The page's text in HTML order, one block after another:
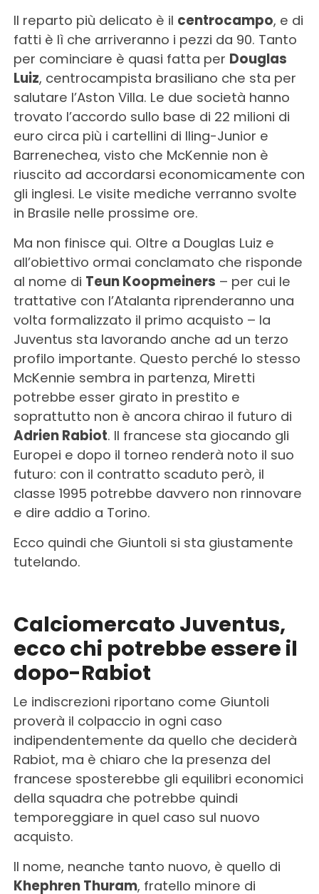
Il reparto più delicato è il centrocampo, e di
fatti è lì che arriveranno i pezzi da 90. Tanto
per cominciare è quasi fatta per Douglas
Luiz, centrocampista brasiliano che sta per
salutare l’Aston Villa. Le due società hanno
trovato l’accordo sullo base di 22 milioni di
euro circa più i cartellini di Iling-Junior e
Barrenechea, visto che McKennie non è
riuscito ad accordarsi economicamente con
gli inglesi. Le visite mediche verranno svolte
in Brasile nelle prossime ore.
Ma non finisce qui. Oltre a Douglas Luiz e
all’obiettivo ormai conclamato che risponde
al nome di Teun Koopmeiners – per cui le
trattative con l’Atalanta riprenderanno una
volta formalizzato il primo acquisto – la
Juventus sta lavorando anche ad un terzo
profilo importante. Questo perché lo stesso
McKennie sembra in partenza, Miretti
potrebbe esser girato in prestito e
soprattutto non è ancora chirao il futuro di
Adrien Rabiot. Il francese sta giocando gli
Europei e dopo il torneo renderà noto il suo
futuro: con il contratto scaduto però, il
classe 1995 potrebbe davvero non rinnovare
e dire addio a Torino.
Ecco quindi che Giuntoli si sta giustamente
tutelando.
Calciomercato Juventus,
ecco chi potrebbe essere il
dopo-Rabiot
Le indiscrezioni riportano come Giuntoli
proverà il colpaccio in ogni caso
indipendentemente da quello che deciderà
Rabiot, ma è chiaro che la presenza del
francese sposterebbe gli equilibri economici
della squadra che potrebbe quindi
temporeggiare in quel caso sul nuovo
acquisto.
Il nome, neanche tanto nuovo, è quello di
Khephren Thuram, fratello minore di